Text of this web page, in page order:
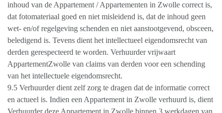
inhoud van de Appartement / Appartementen in Zwolle correct is,
dat fotomateriaal goed en niet misleidend is, dat de inhoud geen
wet- en/of regelgeving schenden en niet aanstootgevend, obsceen,
beledigend is. Tevens dient het intellectueel eigendomsrecht van
derden gerespecteerd te worden. Verhuurder vrijwaart
AppartementZwolle van claims van derden voor een schending
van het intellectuele eigendomsrecht.
9.5 Verhuurder dient zelf zorg te dragen dat de informatie correct
en actueel is. Indien een Appartement in Zwolle verhuurd is, dient
Verhuurder deze Appartement in Zwolle binnen 3 werkdagen van